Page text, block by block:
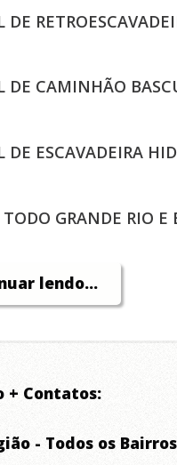
DE RET
DE CAMINHÃO
DE ESCAVADEIRA
GRANDE RIO E
lendo...
+ Contatos:
- Todos os Bairros